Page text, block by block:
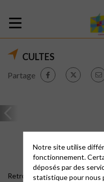
CULTES
Partage
Retrouvezles prédications en
Notre site utilise
fonctionnement.
déposés par des
statistique pour nous